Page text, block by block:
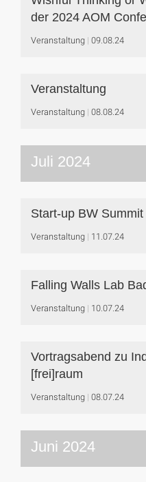
der 2024 AOM
Veranstaltung 09.08.24
Veranstaltung
Veranstaltung 08.08.24
Juli 2024
Start-up BW Summit
Veranstaltung 11.07.24
Falling Walls Lab
Veranstaltung 10.07.24
Vortragsabend zu
[frei]raum
Veranstaltung 08.07.24
Juni 2024